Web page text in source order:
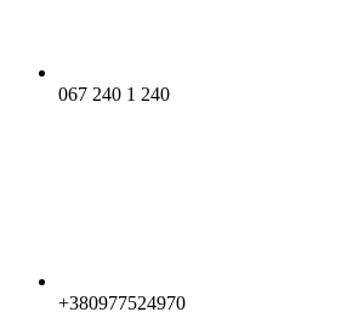
067 240 1 240
+380977524970